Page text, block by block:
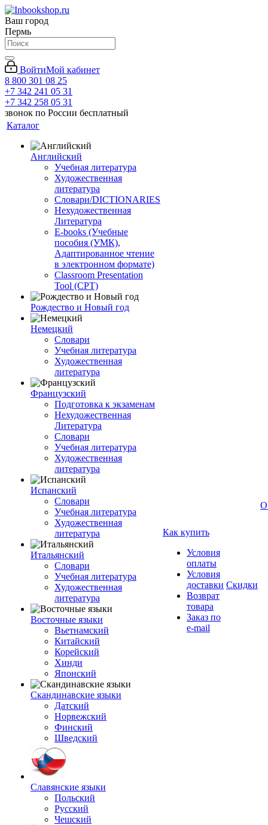
Ваш город
Пермь
ВойтиМой кабинет
8 800 301 08 25
+7 342 241 05 31
+7 342 258 05 31
звонок по России бесплатный
Каталог
Английский
Учебная литература
Художественная
литература
Словари/DICTIONARIES
Нехудожественная
Литература
E-books (Учебные
пособия (УМК),
Адаптированное чтение
в электронном формате)
Classroom Presentation
Tool (CPT)
Рождество и Новый год
Немецкий
Словари
Учебная литература
Художественная
литература
Французский
Подготовка к экзаменам
Нехудожественная
Литература
Словари
Учебная литература
Художественная
литература
Испанский
Словари
Учебная литература
Художественная
литература
Итальянский
Словари
Учебная литература
Художественная
литература
Восточные языки
Вьетнамский
Китайский
Корейский
Хинди
Японский
Скандинавские языки
Датский
Норвежский
Финский
Шведский
Славянские языки
Польский
Русский
Чешский
Как купить
Условия
оплаты
Условия
доставки
Возврат
товара
Заказ по
e-mail
Скидки
О